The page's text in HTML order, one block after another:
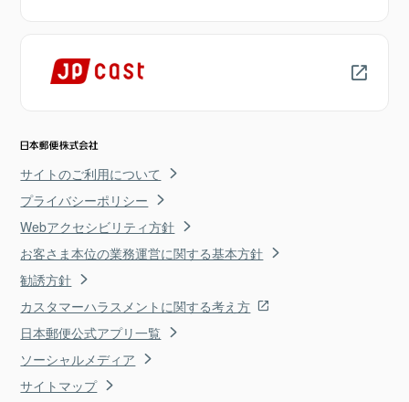
サイトのご利用について
プライバシーポリシー
Webアクセシビリティ方針
お客さま本位の業務運営に関する基本方針
勧誘方針
カスタマーハラスメントに関する考え方
日本郵便公式アプリ一覧
ソーシャルメディア
サイトマップ